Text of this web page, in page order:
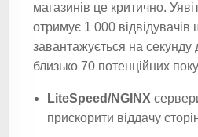
магазинів це критично.
отримує 1 000
завантажується на
близько 70 потенційних
LiteSpeed/NGINX
прискорити віддачу